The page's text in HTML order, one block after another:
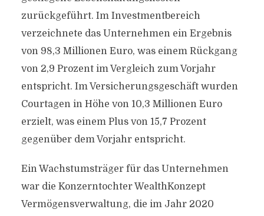
zurückgeführt. Im Investmentbereich
verzeichnete das Unternehmen ein Ergebnis
von 98,3 Millionen Euro, was einem Rückgang
von 2,9 Prozent im Vergleich zum Vorjahr
entspricht. Im Versicherungsgeschäft wurden
Courtagen in Höhe von 10,3 Millionen Euro
erzielt, was einem Plus von 15,7 Prozent
gegenüber dem Vorjahr entspricht.
Ein Wachstumsträger für das Unternehmen
war die Konzerntochter WealthKonzept
Vermögensverwaltung, die im Jahr 2020